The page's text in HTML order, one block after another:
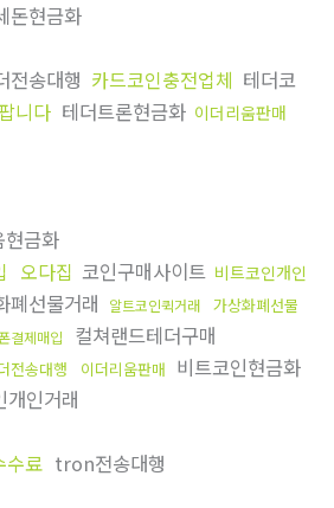
돈현금화
전송대행 카드코인충전업체 테더코
니다 테더트론현금화 이더리움판매
현금화
오다집 코인구매사이트 비트코인개인
폐선물거래 알트코인퀵거래
가상화폐선물
결제매입 컬쳐랜드테더구매
전송대행 이더리움판매 비트코인현금화
개인거래
수료 tron전송대행